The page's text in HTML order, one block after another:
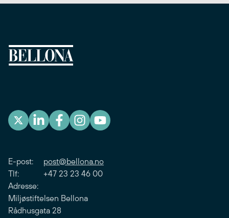
E-post: post@bellona.no
Tlf: +47 23 23 46 00
Adresse:
Miljøstiftelsen Bellona
Rådhusgata 28